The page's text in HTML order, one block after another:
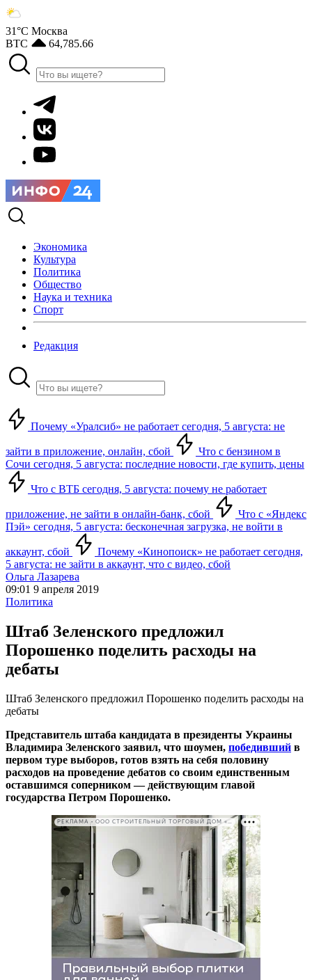
31°С Москва
BTC
64,785.66
Экономика
Культура
Политика
Общество
Наука и техника
Спорт
Редакция
Почему «Уралсиб» не работает сегодня, 5 августа: не
зайти в приложение, онлайн, сбой
Что с бензином в
Сочи сегодня, 5 августа: последние новости, где купить, цены
Что с ВТБ сегодня, 5 августа: почему не работает
приложение, не зайти в онлайн-банк, сбой
Что с «Яндекс
Пэй» сегодня, 5 августа: бесконечная загрузка, не войти в
аккаунт, сбой
Почему «Кинопоиск» не работает сегодня,
5 августа: не зайти в аккаунт, что с видео, сбой
Ольга Лазарева
09:01 9 апреля 2019
Политика
Штаб Зеленского предложил
Порошенко поделить расходы на
дебаты
Штаб Зеленского предложил Порошенко поделить расходы на
дебаты
Представитель штаба кандидата в президенты Украины
Владимира Зеленского заявил, что шоумен, победивший в
первом туре выборов, готов взять на себя половину
расходов на проведение дебатов со своим единственным
оставшимся соперником — действующим главой
государства Петром Порошенко.
РЕКЛАМА • ООО СТРОИТЕЛЬНЫЙ ТОРГОВЫЙ ДОМ «ПЕТРОВИЧ». ИНН: 7802348846